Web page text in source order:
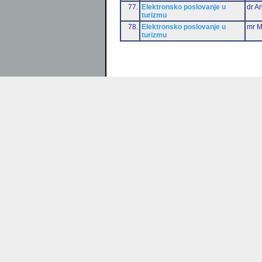
77.
Elektronsko poslovanje u
turizmu
dr
78.
Elektronsko poslovanje u
turizmu
mr